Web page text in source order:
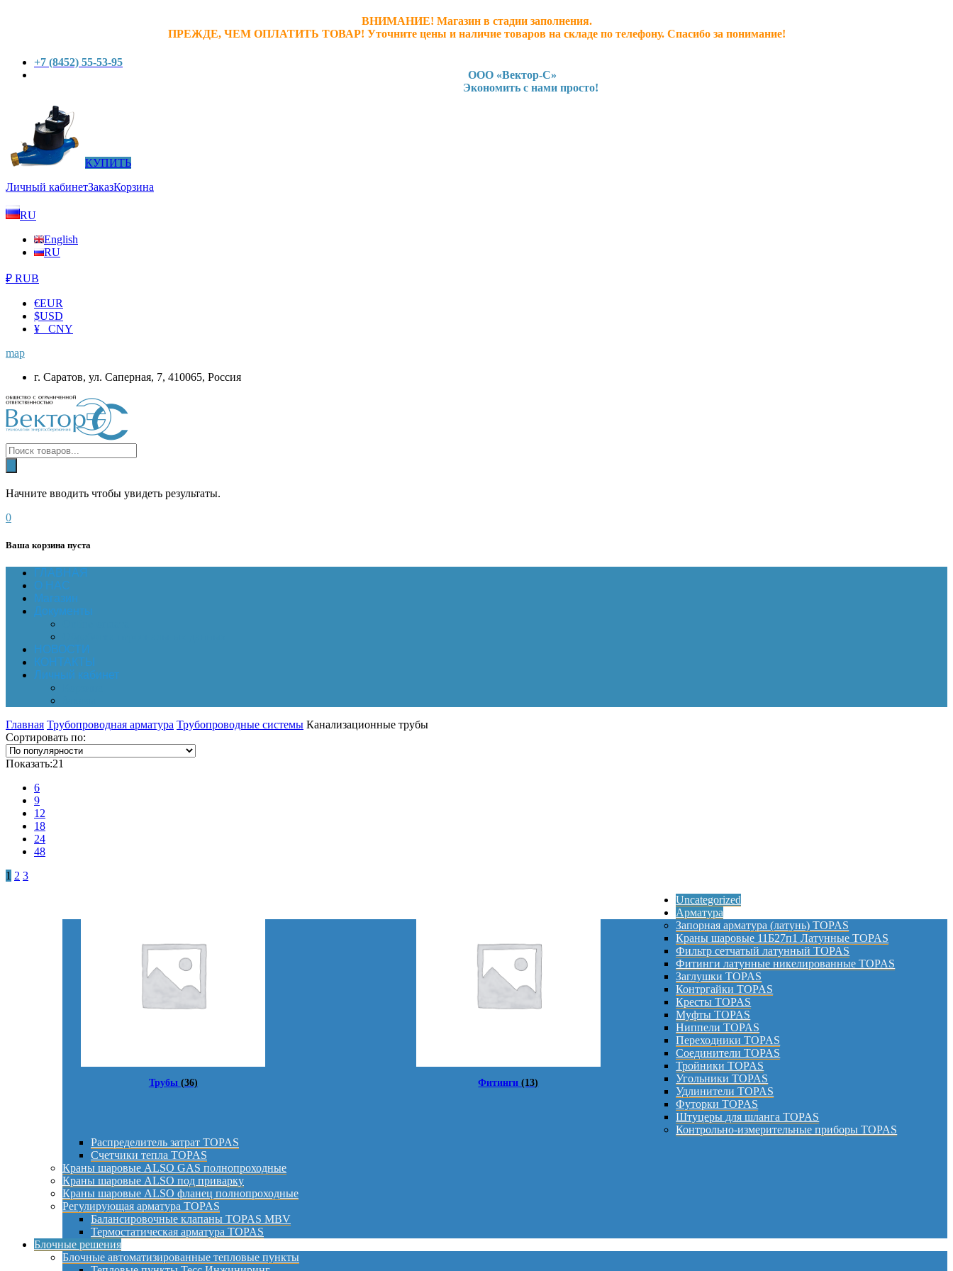
ВНИМАНИЕ! Магазин в стадии заполнения.
ПРЕЖДЕ, ЧЕМ ОПЛАТИТЬ ТОВАР! Уточните цены и наличие товаров на складе по телефону. Спасибо за понимание!
+7 (8452) 55-53-95
ООО «Вектор-С»
Экономить с нами просто!
КУПИТЬ
Личный кабинетЗаказКорзина
RU
English
RU
₽ RUB
€EUR
$USD
¥ CNY
map
г. Саратов, ул. Саперная, 7, 410065, Россия
Начните вводить чтобы увидеть результаты.
0
Ваша корзина пуста
ГЛАВНАЯ
О НАС
Магазин
Документы
НОВОСТИ
КОНТАКТЫ
Личный кабинет
Главная Трубопроводная арматура Трубопроводные системы Канализационные трубы
Сортировать по:
Показать:21
6
9
12
18
24
48
1 2 3
Трубы (36) Фитинги(13)
Uncategorized
Арматура
Запорная арматура (латунь) TOPAS
Краны шаровые 11Б27п1 Латунные TOPAS
Фильтр сетчатый латунный TOPAS
Фитинги латунные никелированные TOPAS
Заглушки TOPAS
Контргайки TOPAS
Кресты TOPAS
Муфты TOPAS
Ниппели TOPAS
Переходники TOPAS
Соединители TOPAS
Тройники TOPAS
Угольники TOPAS
Удлинители TOPAS
Футорки TOPAS
Штуцеры для шланга TOPAS
Контрольно-измерительные приборы TOPAS
Распределитель затрат TOPAS
Счетчики тепла TOPAS
Краны шаровые ALSO GAS полнопроходные
Краны шаровые ALSO под приварку
Краны шаровые ALSO фланец полнопроходные
Регулирующая арматура TOPAS
Балансировочные клапаны TOPAS MBV
Термостатическая арматура TOPAS
Блочные решения
Блочные автоматизированные тепловые пункты